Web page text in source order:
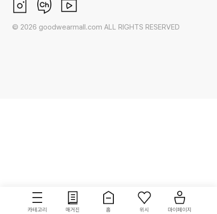
카테고리 매거진 홈 위시 마이페이지
© 2026 goodwearmall.com ALL RIGHTS RESERVED